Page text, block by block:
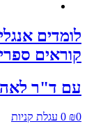
לומדים
קוראים
עם ד"ר לאה
₪0
0 עגלת קניות